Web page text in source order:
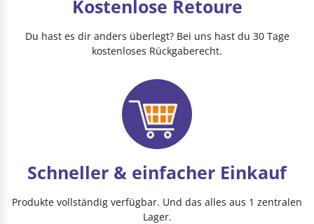
Kostenlose Retoure
Du hast es dir anders überlegt? Bei uns hast du 30 Tage
kostenloses Rückgaberecht.
Schneller & einfacher Einkauf
Produkte vollständig verfügbar. Und das alles aus 1 zentralen
Lager.